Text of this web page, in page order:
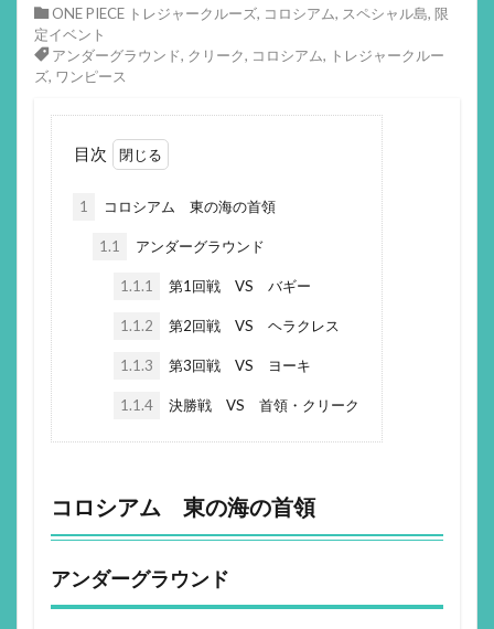
ONE PIECE トレジャークルーズ, コロシアム, スペシャル島, 限
定イベント
アンダーグラウンド, クリーク, コロシアム, トレジャークルー
ズ, ワンピース
目次
1 コロシアム 東の海の首領
1.1 アンダーグラウンド
1.1.1 第1回戦 VS バギー
1.1.2 第2回戦 VS ヘラクレス
1.1.3 第3回戦 VS ヨーキ
1.1.4 決勝戦 VS 首領・クリーク
コロシアム 東の海の首領
アンダーグラウンド